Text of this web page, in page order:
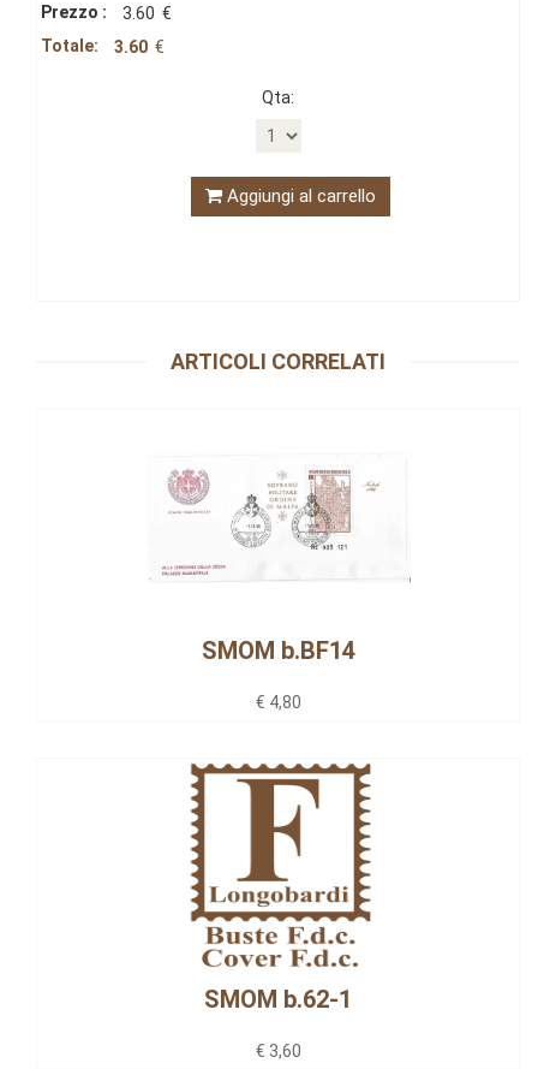
Prezzo : 3.60 €
Totale:
3.60 €
Qta:
Aggiungi al carrello
ARTICOLI CORRELATI
SMOM b.BF14
€ 4,80
SMOM b.62-1
€ 3,60